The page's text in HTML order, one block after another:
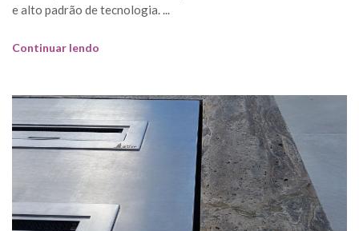
e alto padrão de tecnologia. ...
Continuar lendo